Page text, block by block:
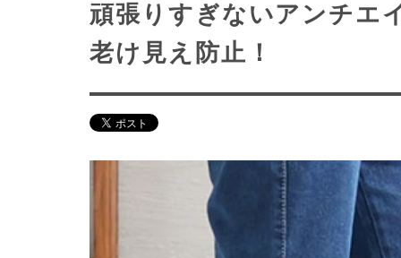
頑張りすぎないアンチエ
老け見え防止！